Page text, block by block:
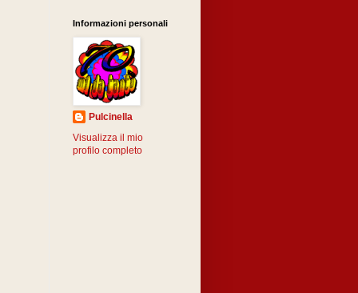
Informazioni personali
Pulcinella
Visualizza il mio
profilo completo